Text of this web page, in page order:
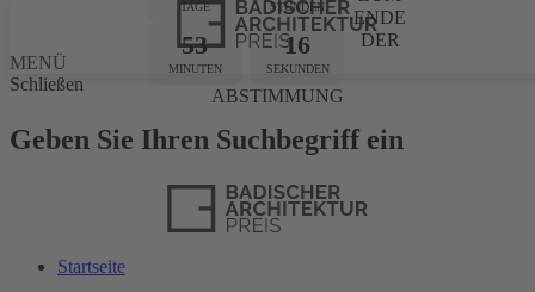
TAGE STUNDEN
53
MINUTEN
16
SEKUNDEN
ENDE
DER
ABSTIMMUNG
MENÜ
Schließen
Geben Sie Ihren Suchbegriff ein
Startseite